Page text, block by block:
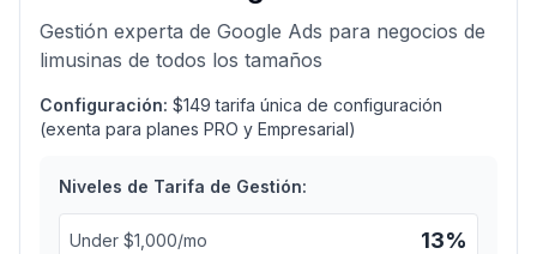
Gestión experta de Google Ads para negocios de
limusinas de todos los tamaños
Configuración: $149 tarifa única de configuración
(exenta para planes PRO y Empresarial)
Niveles de Tarifa de Gestión:
Under $1,000/mo 13%